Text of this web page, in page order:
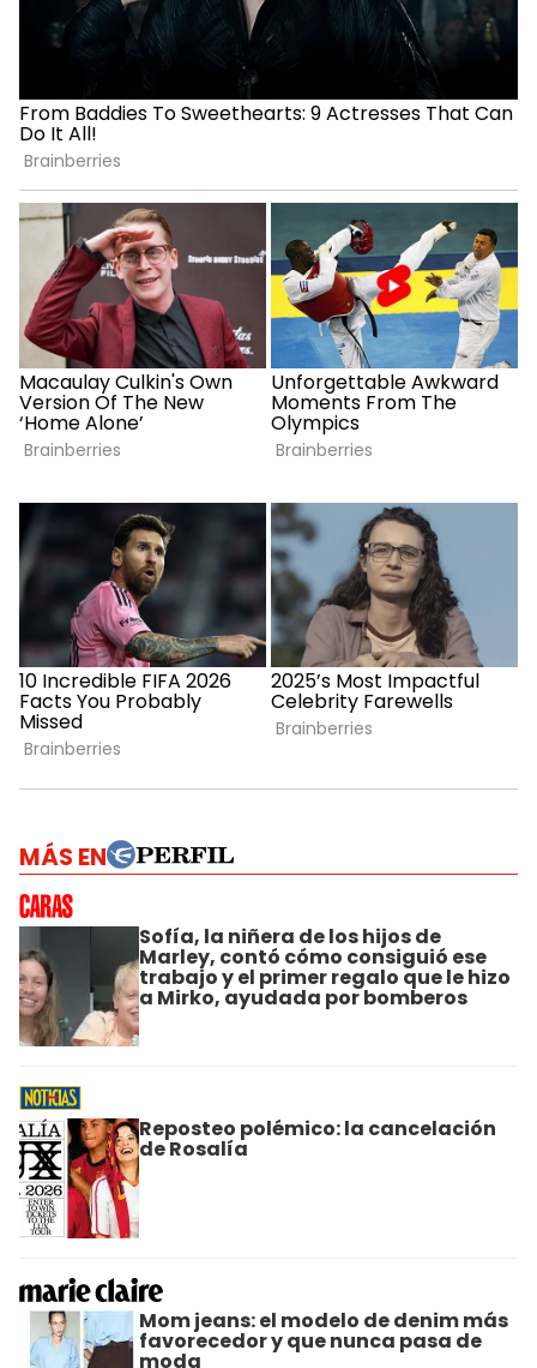
MÁS EN
Sofía, la niñera de los hijos de
Marley, contó cómo consiguió ese
trabajo y el primer regalo que le hizo
a Mirko, ayudada por bomberos
Reposteo polémico: la cancelación
de Rosalía
Mom jeans: el modelo de denim más
favorecedor y que nunca pasa de
moda